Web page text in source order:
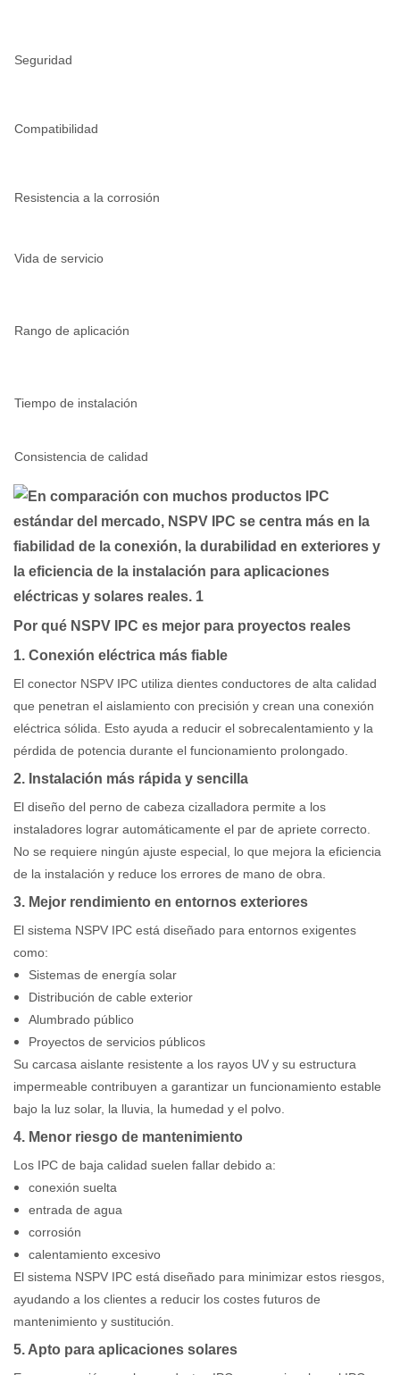
Seguridad
Compatibilidad
Resistencia a la corrosión
Vida de servicio
Rango de aplicación
Tiempo de instalación
Consistencia de calidad
Por qué NSPV IPC es mejor para proyectos reales
1. Conexión eléctrica más fiable
El conector NSPV IPC utiliza dientes conductores de alta calidad
que penetran el aislamiento con precisión y crean una conexión
eléctrica sólida. Esto ayuda a reducir el sobrecalentamiento y la
pérdida de potencia durante el funcionamiento prolongado.
2. Instalación más rápida y sencilla
El diseño del perno de cabeza cizalladora permite a los
instaladores lograr automáticamente el par de apriete correcto.
No se requiere ningún ajuste especial, lo que mejora la eficiencia
de la instalación y reduce los errores de mano de obra.
3. Mejor rendimiento en entornos exteriores
El sistema NSPV IPC está diseñado para entornos exigentes
como:
Sistemas de energía solar
Distribución de cable exterior
Alumbrado público
Proyectos de servicios públicos
Su carcasa aislante resistente a los rayos UV y su estructura
impermeable contribuyen a garantizar un funcionamiento estable
bajo la luz solar, la lluvia, la humedad y el polvo.
4. Menor riesgo de mantenimiento
Los IPC de baja calidad suelen fallar debido a:
conexión suelta
entrada de agua
corrosión
calentamiento excesivo
El sistema NSPV IPC está diseñado para minimizar estos riesgos,
ayudando a los clientes a reducir los costes futuros de
mantenimiento y sustitución.
5. Apto para aplicaciones solares